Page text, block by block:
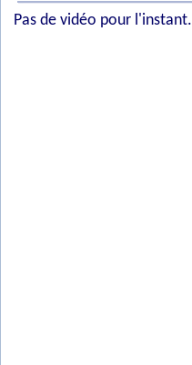
Pas de vidéo pour l'instant.